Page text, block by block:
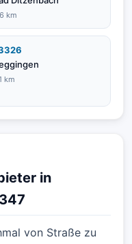
km
km
in
von Straße zu